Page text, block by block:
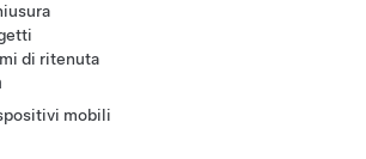
di ritenuta
mobili